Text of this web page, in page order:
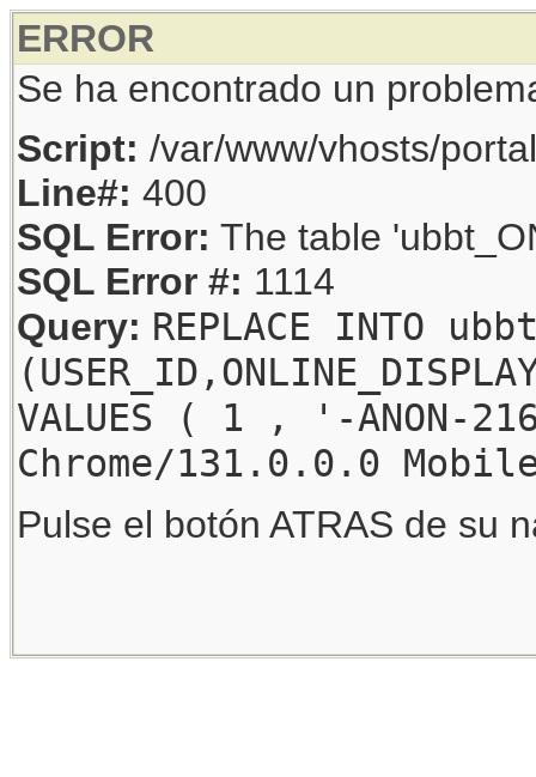
ERROR
Se ha encontrado un
Script: /var/www/vhosts/
Line#: 400
SQL Error: The table
SQL Error #: 1114
Query: REPLACE INTO
VALUES ( 1 , '-
Chrome/131.0.0.0
Pulse el botón ATRAS de su